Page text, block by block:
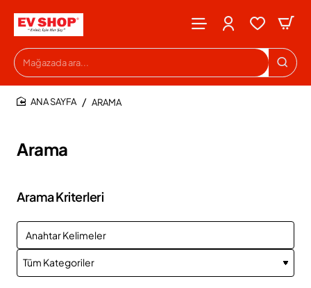
Mağazada
ara...
Arama
ARAMA
Arama Kriterleri